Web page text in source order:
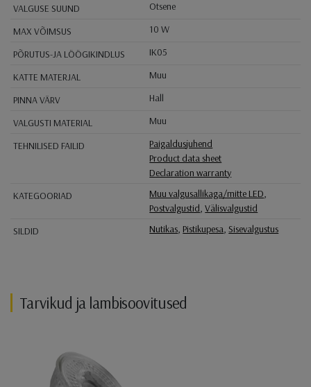
VALGUSE SUUND
Otsene
MAX VÕIMSUS
10 W
PÕRUTUS-JA LÖÖGIKINDLUS
IK05
KATTE MATERJAL
Muu
PINNA VÄRV
Hall
VALGUSTI MATERIAL
Muu
TEHNILISED FAILID
Paigaldusjuhend
Product data sheet
Declaration warranty
KATEGOORIAD
Muu valgusallikaga/mitte LED,
Postvalgustid,Välisvalgustid
SILDID
Nutikas, Pistikupesa,Sisevalgustus
Tarvikud ja lambisoovitused